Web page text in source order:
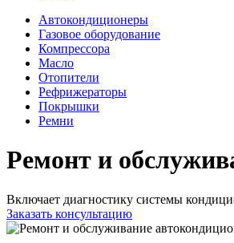
Автокондиционеры
Газовое оборудование
Компрессора
Масло
Отопители
Рефрижераторы
Покрышки
Ремни
Ремонт и
Включает диагностику системы
Заказать консультацию